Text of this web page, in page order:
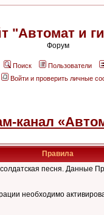
"Автомат и
Форум
Поиск Пользователи
Войти и проверить личные
канал
Правила
песня.
необходимо